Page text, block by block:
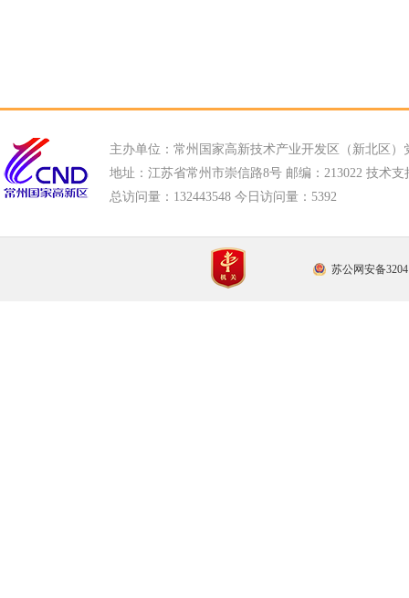
主办单位：常州国家高新技术产业开发区（新北区）
地址：江苏省常州市崇信路8号 邮编：213022 技术支
总访问量： 132443548 今日访问量： 5392
苏公网安备